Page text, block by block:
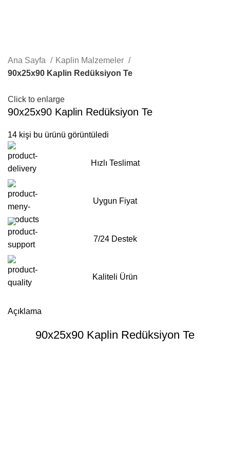
Ana Sayfa
Kaplin Malzemeler
90x25x90 Kaplin Redüksiyon Te
Click to enlarge
90x25x90 Kaplin Redüksiyon Te
14 kişi bu ürünü görüntüledi
Hızlı Teslimat
Uygun Fiyat
7/24 Destek
Kaliteli Ürün
Açıklama
90x25x90 Kaplin Redüksiyon Te